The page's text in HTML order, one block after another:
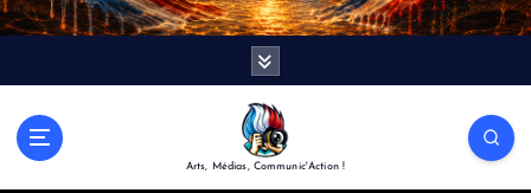
Arts, Médias, Communic'Action !